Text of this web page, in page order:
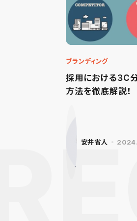
採用における３C
方法を徹底解説！
ブランディング
安井省人